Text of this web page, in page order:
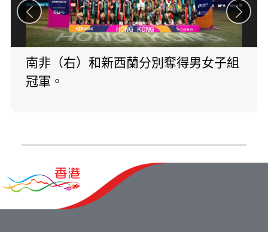
南非（右）和新西蘭分別奪得男女子組
冠軍。